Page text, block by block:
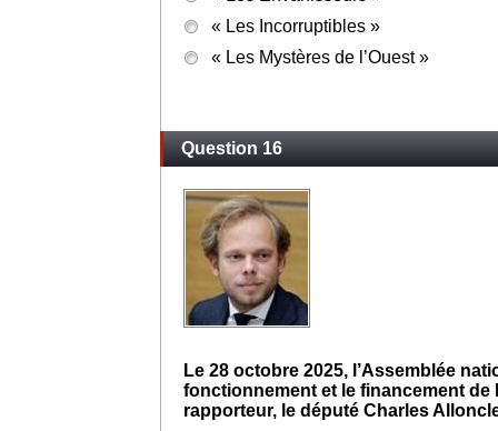
« Châteauvallon »
« Dallas »
« Les Mystères de l’Ouest »
Question 16